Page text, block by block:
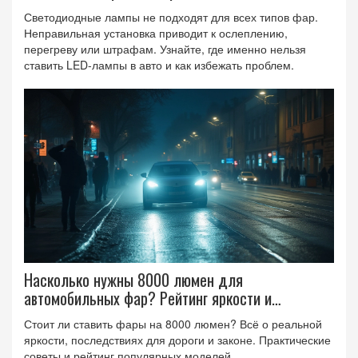
Светодиодные лампы не подходят для всех типов фар.
Неправильная установка приводит к ослеплению,
перегреву или штрафам. Узнайте, где именно нельзя
ставить LED-лампы в авто и как избежать проблем.
Насколько нужны 8000 люмен для
автомобильных фар? Рейтинг яркости и
практичные лайфхаки
Стоит ли ставить фары на 8000 люмен? Всё о реальной
яркости, последствиях для дороги и законе. Практические